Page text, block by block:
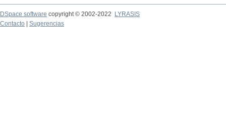
DSpace software copyright © 2002-2022
LYRASIS
Contacto
Sugerencias